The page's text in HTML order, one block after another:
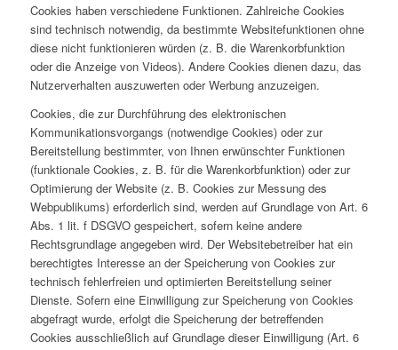
Cookies haben verschiedene Funktionen. Zahlreiche Cookies
sind technisch notwendig, da bestimmte Websitefunktionen ohne
diese nicht funktionieren würden (z. B. die Warenkorbfunktion
oder die Anzeige von Videos). Andere Cookies dienen dazu, das
Nutzerverhalten auszuwerten oder Werbung anzuzeigen.
Cookies, die zur Durchführung des elektronischen
Kommunikationsvorgangs (notwendige Cookies) oder zur
Bereitstellung bestimmter, von Ihnen erwünschter Funktionen
(funktionale Cookies, z. B. für die Warenkorbfunktion) oder zur
Optimierung der Website (z. B. Cookies zur Messung des
Webpublikums) erforderlich sind, werden auf Grundlage von Art. 6
Abs. 1 lit. f DSGVO gespeichert, sofern keine andere
Rechtsgrundlage angegeben wird. Der Websitebetreiber hat ein
berechtigtes Interesse an der Speicherung von Cookies zur
technisch fehlerfreien und optimierten Bereitstellung seiner
Dienste. Sofern eine Einwilligung zur Speicherung von Cookies
abgefragt wurde, erfolgt die Speicherung der betreffenden
Cookies ausschließlich auf Grundlage dieser Einwilligung (Art. 6